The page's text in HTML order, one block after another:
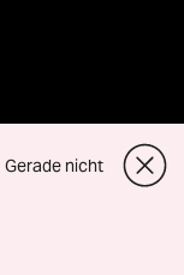
Gerade nicht